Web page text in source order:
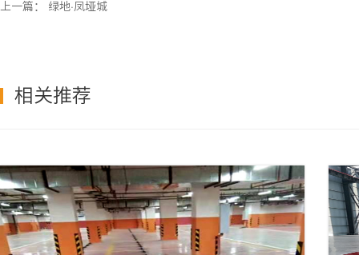
上一篇： 绿地·凤垭城
相关推荐